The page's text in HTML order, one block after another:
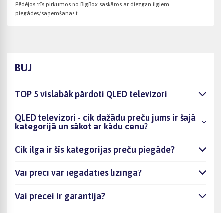
Pēdējos trīs pirkumos no BigBox saskāros ar diezgan ilgiem
piegādes/saņemšanas t ...
BUJ
TOP 5 vislabāk pārdoti QLED televizori
QLED televizori - cik dažādu preču jums ir šajā
kategorijā un sākot ar kādu cenu?
Cik ilga ir šīs kategorijas preču piegāde?
Vai preci var iegādāties līzingā?
Vai precei ir garantija?